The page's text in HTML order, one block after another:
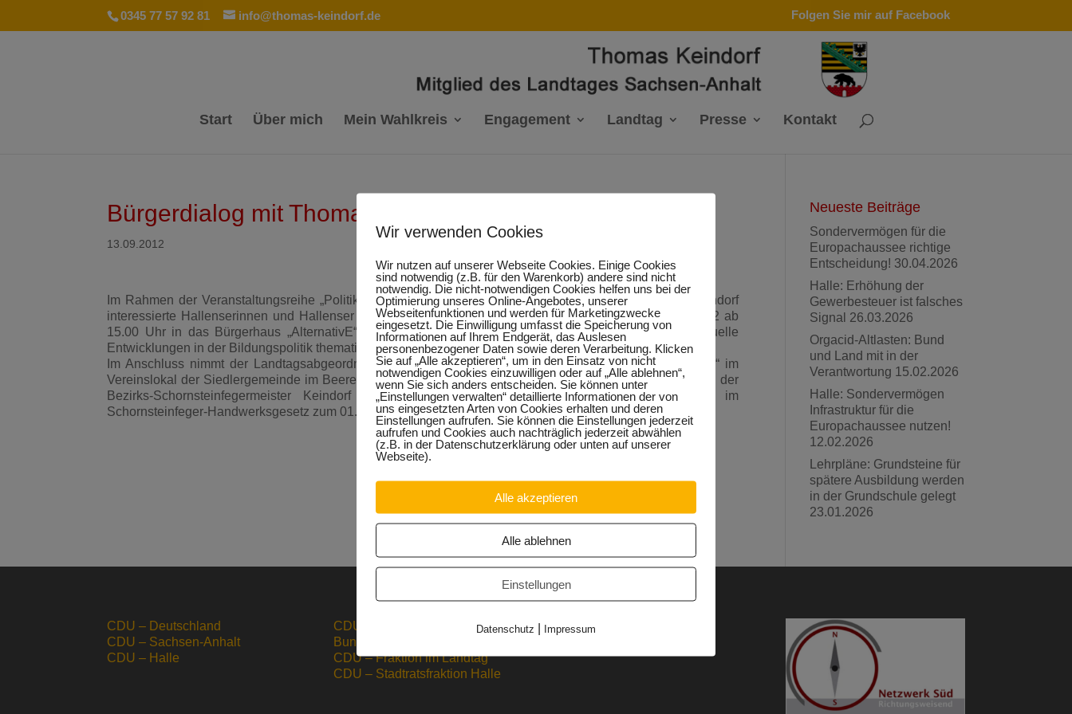
0345 77 57 92 81 info@thomas-keindorf.de Folgen Sie mir auf Facebook
Start Über mich Mein Wahlkreis Engagement Landtag Presse Kontakt
Bürgerdialog mit Thomas Keindorf
13.09.2012
Im Rahmen der Veranstaltungsreihe „Politiker hautnah“ lädt der CDU-Landtagsabgeordnete Thomas Keindorf
interessierte Hallenserinnen und Hallenser zu einer Bürgersprechstunde am Montag, 17. September 2012 ab
15.00 Uhr in das Bürgerhaus „AlternativE“ in die Gustav-Bachmann-Straße 33. Dabei sollen auch aktuelle
Entwicklungen in der Bildungspolitik thematisiert werden.
Im Anschluss nimmt der Landtagsabgeordnete ab 18.30 Uhr am Stammtisch des „SG Rosengarten e.V.“ im
Vereinslokal der Siedlergemeinde im Beerenweg 47 teil. Neben der Vorstellung der Arbeit im Landtag wird der
Bezirks-Schornsteinfegermeister Keindorf auf Einladung der Hausbesitzer über die Änderungen im
Schornsteinfeger-Handwerksgesetz zum 01.01.2013 informieren.
Neueste Beiträge
Sondervermögen für die
Europachaussee richtige
Entscheidung! 30.04.2026
Halle: Erhöhung der
Gewerbesteuer ist falsches
Signal 26.03.2026
Orgacid-Altlasten: Bund
und Land mit in der
Verantwortung 15.02.2026
Halle: Sondervermögen
Infrastruktur für die
Europachaussee nutzen!
12.02.2026
Lehrpläne: Grundsteine für
spätere Ausbildung werden
in der Grundschule gelegt
23.01.2026
CDU – Deutschland
CDU – Sachsen-Anhalt
CDU – Halle
CDU/CSU –
Bundestagsfraktion
CDU – Fraktion im Landtag
CDU – Stadtratsfraktion Halle
Landtag Sachsen-Anhalt
Wir verwenden Cookies
Wir nutzen auf unserer Webseite Cookies. Einige Cookies
sind notwendig (z.B. für den Warenkorb) andere sind nicht
notwendig. Die nicht-notwendigen Cookies helfen uns bei der
Optimierung unseres Online-Angebotes, unserer
Webseitenfunktionen und werden für Marketingzwecke
eingesetzt. Die Einwilligung umfasst die Speicherung von
Informationen auf Ihrem Endgerät, das Auslesen
personenbezogener Daten sowie deren Verarbeitung. Klicken
Sie auf „Alle akzeptieren“, um in den Einsatz von nicht
notwendigen Cookies einzuwilligen oder auf „Alle ablehnen“,
wenn Sie sich anders entscheiden. Sie können unter
„Einstellungen verwalten“ detaillierte Informationen der von
uns eingesetzten Arten von Cookies erhalten und deren
Einstellungen aufrufen. Sie können die Einstellungen jederzeit
aufrufen und Cookies auch nachträglich jederzeit abwählen
(z.B. in der Datenschutzerklärung oder unten auf unserer
Webseite).
Alle akzeptieren
Alle ablehnen
Einstellungen
Datenschutz | Impressum